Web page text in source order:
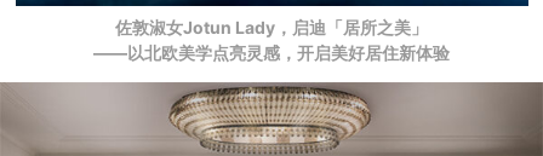
佐敦淑女Jotun Lady，启迪「居所之美」
——以北欧美学点亮灵感，开启美好居住新体验